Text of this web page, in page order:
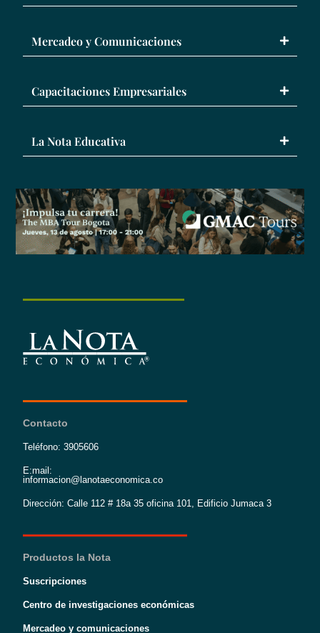
Mercadeo y Comunicaciones
Capacitaciones Empresariales
La Nota Educativa
Contacto
Teléfono: 3905606
E:mail:
informacion@lanotaeconomica.co
Dirección: Calle 112 # 18a 35 oficina 101, Edificio Jumaca 3
Productos la Nota
Suscripciones
Centro de investigaciones económicas
Mercadeo y comunicaciones